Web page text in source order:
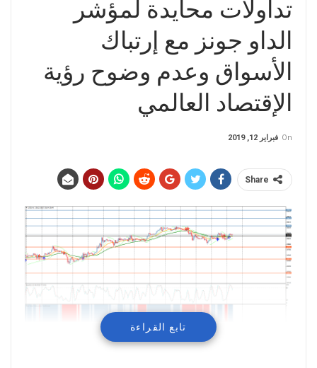
تداولات محايدة لمؤشر
الداو جونز مع إرتباك
الأسواق وعدم وضوح رؤية
الإقتصاد العالمي
On فبراير 12, 2019
Share
تداولات محايدة لمؤشر الداو جونز مع
تابع القراءة